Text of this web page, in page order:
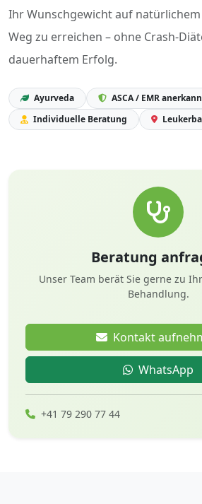
Ihr Wunschgewicht auf
Weg zu erreichen – ohne Crash-
dauerhaftem Erfolg.
Ayurveda
ASCA / EMR
Individuelle Beratung
Beratung
Unser Team berät Sie gerne zu
Behandlung.
Kontakt
WhatsApp
+41 79 290 77 44